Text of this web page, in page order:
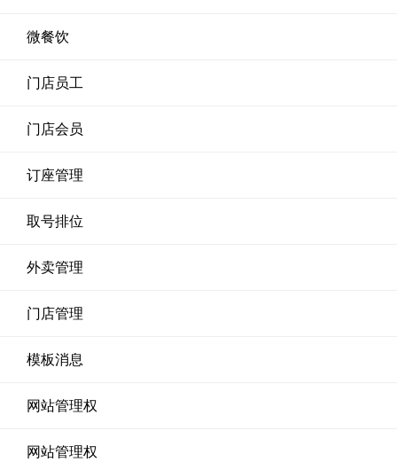
微餐饮
门店员工
门店会员
订座管理
取号排位
外卖管理
门店管理
模板消息
网站管理权
网站管理权